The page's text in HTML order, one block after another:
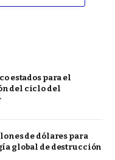
estados para el
del ciclo del
de dólares para
global de destrucción